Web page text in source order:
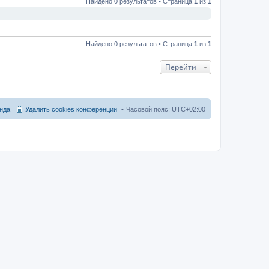
Найдено 0 результатов • Страница 1 из 1
Перейти
Часовой пояс: UTC+02:00
Удалить cookies конференции